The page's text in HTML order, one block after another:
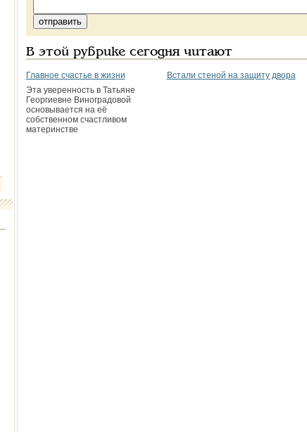
В этой рубрике сегодня читают
Главное счастье в жизни
Эта уверенность в Татьяне
Георгиевне Виноградовой
основывается на её
собственном счастливом
материнстве
Встали стеной на защиту двора